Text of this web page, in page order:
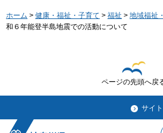
ホーム > 健康・福祉・子育て > 福祉 > 地域福祉
和６年能登半島地震での活動について
ページの先頭へ戻
サイ